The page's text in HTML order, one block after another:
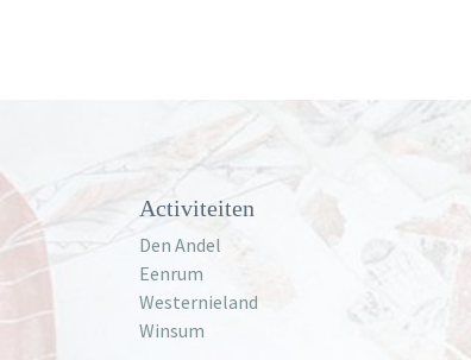
Activiteiten
Den Andel
Eenrum
Westernieland
Winsum